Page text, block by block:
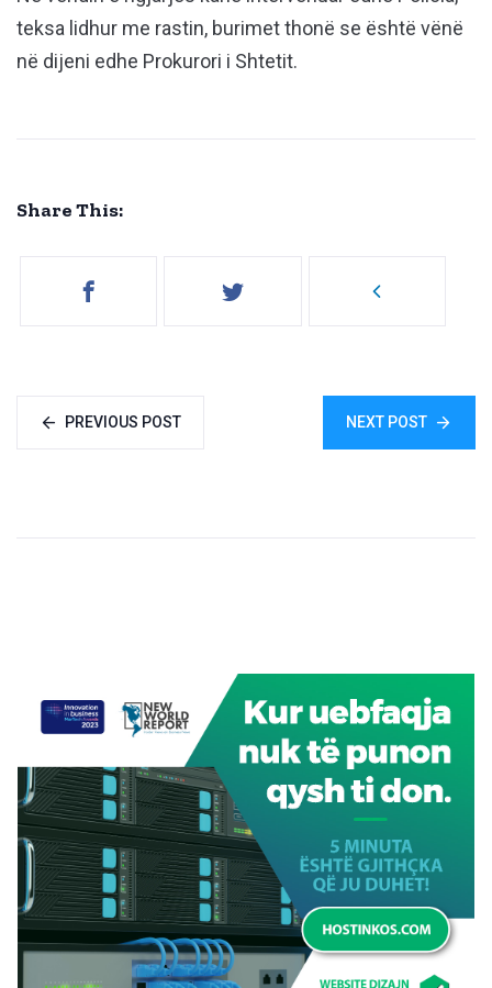
teksa lidhur me rastin, burimet thonë se është vënë
në dijeni edhe Prokurori i Shtetit.
Share This:
PREVIOUS POST NEXT POST